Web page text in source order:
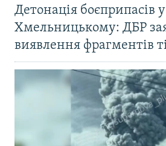
Детонація боєприпасів у
Хмельницькому: ДБР
виявлення фрагментів